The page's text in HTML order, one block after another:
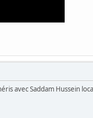
avec Saddam Hussein